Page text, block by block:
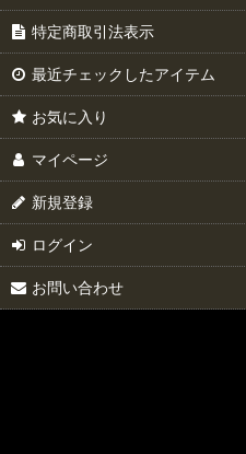
特定商取引法表示
最近チェックしたアイテム
お気に入り
マイページ
新規登録
ログイン
お問い合わせ